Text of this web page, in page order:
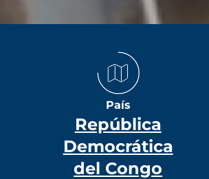
País
República
Democrática
del Congo